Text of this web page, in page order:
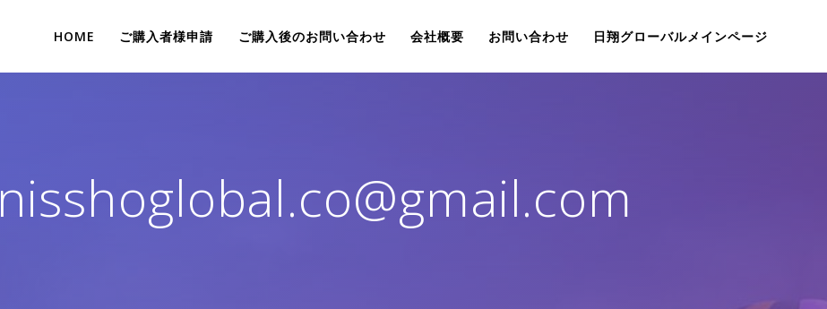
HOME ご購入者様申請 ご購入後のお問い合わせ 会社概要 お問い合わせ 日翔グローバルメインページ
nisshoglobal.co@gmail.com